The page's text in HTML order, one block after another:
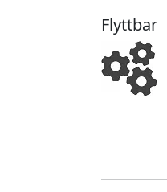
Flyttbar